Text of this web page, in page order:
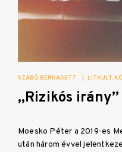
SZABÓ BERNADETT LITKULT
„Rizikós irány”
Moesko Péter a 2019-es
után három évvel